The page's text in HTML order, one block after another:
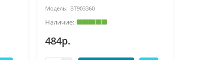
BT903360
484р.